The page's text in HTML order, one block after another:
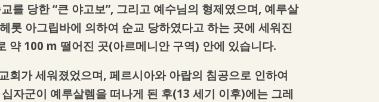
를 당한 “큰 야고보”, 그리고 예수님의 형제였으며, 예루살
롯 아그립바에 의하여 순교 당하였다고 하는 곳에 세워진
약 100 m 떨어진 곳(아르메니안 구역) 안에 있습니다.
가 세워졌었으며, 페르시아와 아랍의 침공으로 인하여
자군이 예루살렘을 떠나게 된 후(13 세기 이후)에는 그레